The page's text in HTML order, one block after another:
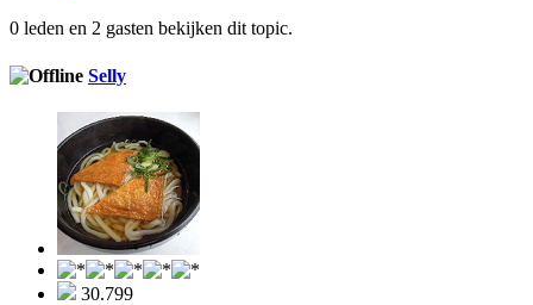
0 leden en 2 gasten bekijken dit topic.
Selly
30.799